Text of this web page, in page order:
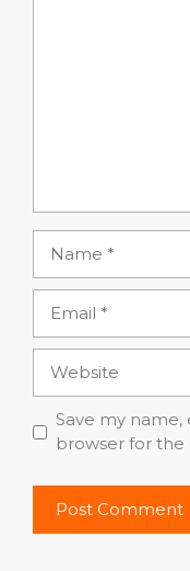
Save my name,
browser for